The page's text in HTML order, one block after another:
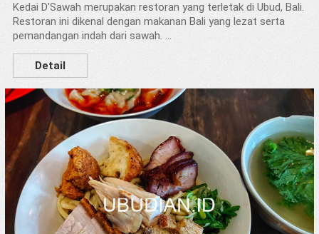
Kedai D'Sawah merupakan restoran yang terletak di Ubud, Bali.
Restoran ini dikenal dengan makanan Bali yang lezat serta
pemandangan indah dari sawah. ...
Detail